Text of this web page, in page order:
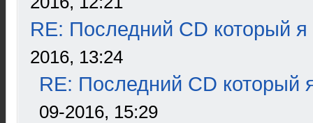
RE: Последний CD который я
2016, 13:24
RE: Последний CD который
09-2016, 15:29